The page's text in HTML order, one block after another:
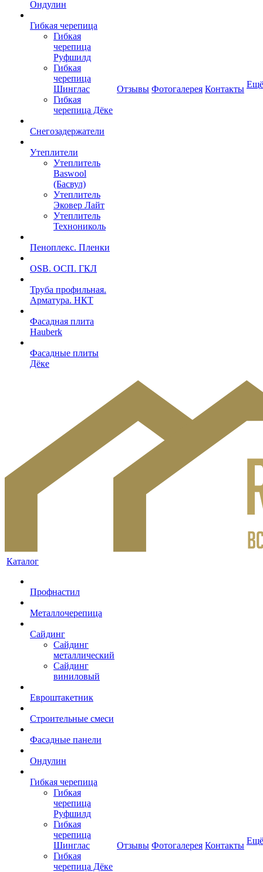
Ондулин
Гибкая черепица
Гибкая
черепица
Руфшилд
Гибкая
черепица
Шинглас
Гибкая
черепица Дёке
Снегозадержатели
Утеплители
Утеплитель
Baswool
(Басвул)
Утеплитель
Эковер Лайт
Утеплитель
Технониколь
Пеноплекс. Пленки
OSB. ОСП. ГКЛ
Труба профильная.
Арматура. НКТ
Фасадная плита
Hauberk
Фасадные плиты
Дёке
Отзывы Фотогалерея Контакты Ещё
Каталог
Профнастил
Металлочерепица
Сайдинг
Сайдинг
металлический
Сайдинг
виниловый
Евроштакетник
Строительные смеси
Фасадные панели
Ондулин
Гибкая черепица
Гибкая
черепица
Руфшилд
Гибкая
черепица
Шинглас
Гибкая
черепица Дёке
Отзывы Фотогалерея Контакты Ещё